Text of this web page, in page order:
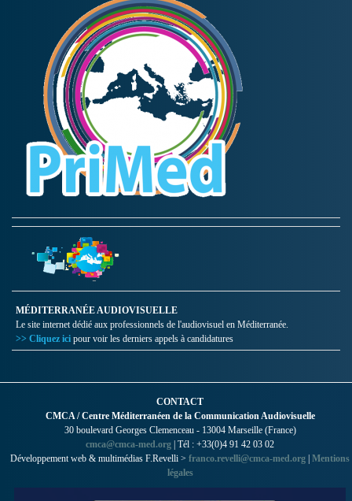
MÉDITERRANÉE AUDIOVISUELLE
Le site internet dédié aux professionnels de l'audiovisuel en Méditerranée.
>> Cliquez ici pour voir les derniers appels à candidatures
CONTACT
CMCA / Centre Méditerranéen de la Communication Audiovisuelle
30 boulevard Georges Clemenceau - 13004 Marseille (France)
cmca@cmca-med.org | Tél : +33(0)4 91 42 03 02
Développement web & multimédias F.Revelli > franco.revelli@cmca-med.org | Mentions
légales